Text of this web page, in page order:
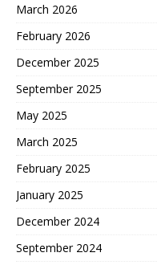
March 2026
February 2026
December 2025
September 2025
May 2025
March 2025
February 2025
January 2025
December 2024
September 2024